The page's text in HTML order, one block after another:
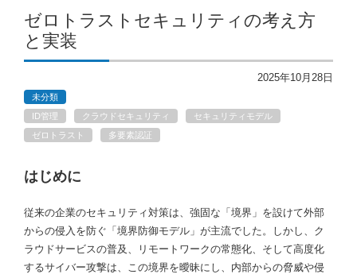
ゼロトラストセキュリティの考え方
と実装
2025年10月28日
未分類
ID管理
クラウドセキュリティ
セキュリティモデル
ゼロトラスト
多要素認証
はじめに
従来の企業のセキュリティ対策は、強固な「境界」を設けて外部
からの侵入を防ぐ「境界防御モデル」が主流でした。しかし、ク
ラウドサービスの普及、リモートワークの常態化、そして高度化
するサイバー攻撃は、この境界を曖昧にし、内部からの脅威や侵